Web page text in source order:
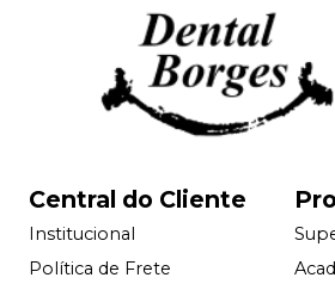
Central do Cliente
Institucional
Política de Frete